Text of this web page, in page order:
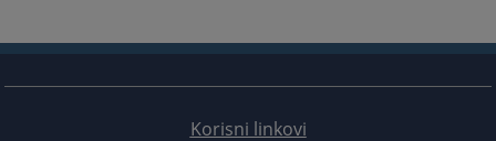
Korisni linkovi